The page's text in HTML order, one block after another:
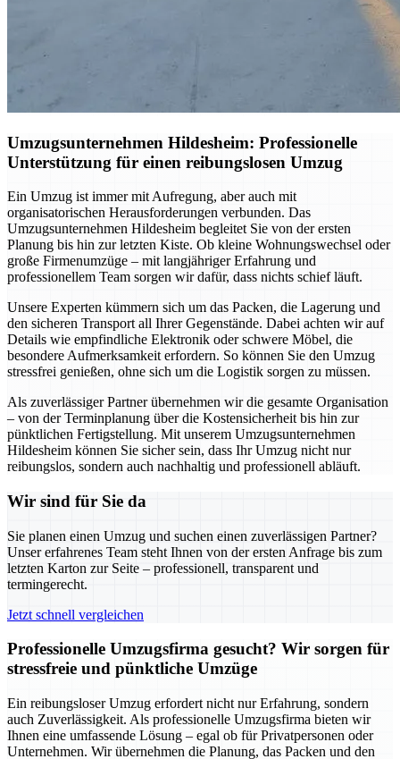
Umzugsunternehmen Hildesheim: Professionelle
Unterstützung für einen reibungslosen Umzug
Ein Umzug ist immer mit Aufregung, aber auch mit
organisatorischen Herausforderungen verbunden. Das
Umzugsunternehmen Hildesheim begleitet Sie von der ersten
Planung bis hin zur letzten Kiste. Ob kleine Wohnungswechsel oder
große Firmenumzüge – mit langjähriger Erfahrung und
professionellem Team sorgen wir dafür, dass nichts schief läuft.
Unsere Experten kümmern sich um das Packen, die Lagerung und
den sicheren Transport all Ihrer Gegenstände. Dabei achten wir auf
Details wie empfindliche Elektronik oder schwere Möbel, die
besondere Aufmerksamkeit erfordern. So können Sie den Umzug
stressfrei genießen, ohne sich um die Logistik sorgen zu müssen.
Als zuverlässiger Partner übernehmen wir die gesamte Organisation
– von der Terminplanung über die Kostensicherheit bis hin zur
pünktlichen Fertigstellung. Mit unserem Umzugsunternehmen
Hildesheim können Sie sicher sein, dass Ihr Umzug nicht nur
reibungslos, sondern auch nachhaltig und professionell abläuft.
Wir sind für Sie da
Sie planen einen Umzug und suchen einen zuverlässigen Partner?
Unser erfahrenes Team steht Ihnen von der ersten Anfrage bis zum
letzten Karton zur Seite – professionell, transparent und
termingerecht.
Jetzt schnell vergleichen
Professionelle Umzugsfirma gesucht? Wir sorgen für
stressfreie und pünktliche Umzüge
Ein reibungsloser Umzug erfordert nicht nur Erfahrung, sondern
auch Zuverlässigkeit. Als professionelle Umzugsfirma bieten wir
Ihnen eine umfassende Lösung – egal ob für Privatpersonen oder
Unternehmen. Wir übernehmen die Planung, das Packen und den